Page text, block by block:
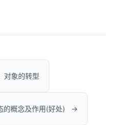
对象的转型
的概念及作用(好处)